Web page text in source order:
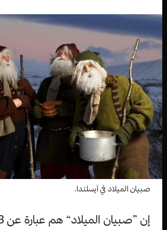
صبيان الميلاد في آيسلندا.